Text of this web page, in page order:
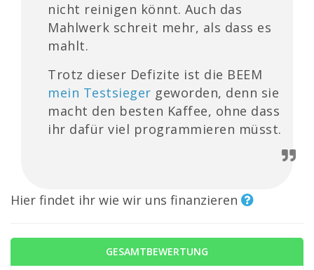
nicht reinigen könnt. Auch das
Mahlwerk schreit mehr, als dass es
mahlt.
Trotz dieser Defizite ist die BEEM
mein Testsieger geworden, denn sie
macht den besten Kaffee, ohne dass
ihr dafür viel programmieren müsst.
Hier findet ihr wie wir uns finanzieren
GESAMTBEWERTUNG